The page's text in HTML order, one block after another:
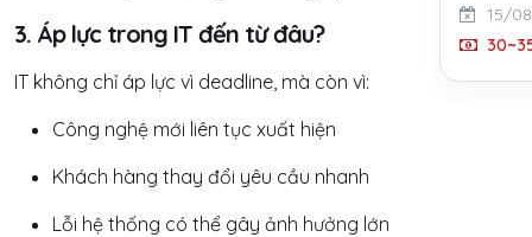
3. Áp lực trong IT đến từ đâu?
IT không chỉ áp lực vì deadline, mà còn vì:
Công nghệ mới liên tục xuất hiện
Khách hàng thay đổi yêu cầu nhanh
Lỗi hệ thống có thể gây ảnh hưởng lớn
15/